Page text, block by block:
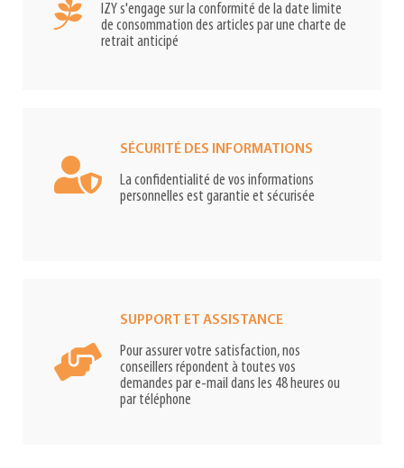
IZY s'engage sur la conformité de la date limite
de consommation des articles par une charte de
retrait anticipé
SÉCURITÉ DES INFORMATIONS
La confidentialité de vos informations
personnelles est garantie et sécurisée
SUPPORT ET ASSISTANCE
Pour assurer votre satisfaction, nos
conseillers répondent à toutes vos
demandes par e-mail dans les 48 heures ou
par téléphone